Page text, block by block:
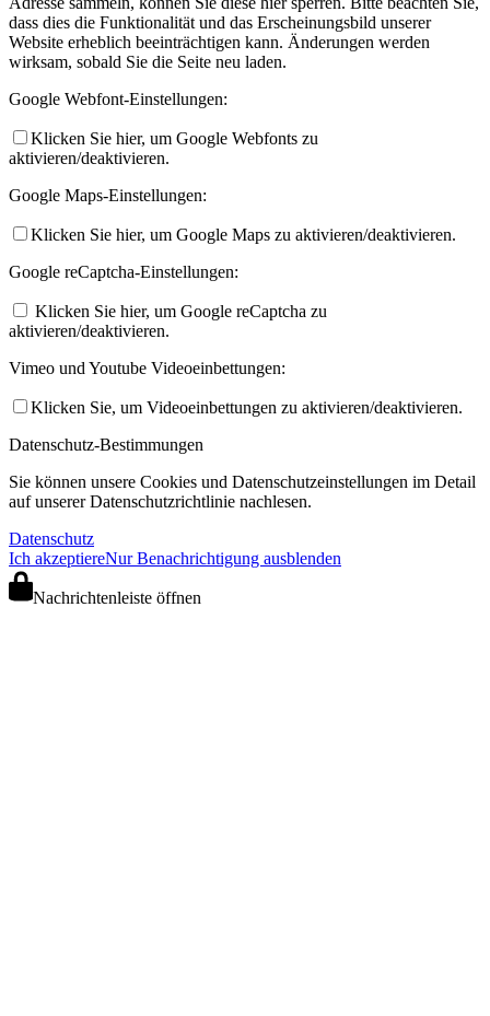
dass dies die Funktionalität und das Erscheinungsbild unserer
Website erheblich beeinträchtigen kann. Änderungen werden
wirksam, sobald Sie die Seite neu laden.
Google Webfont-Einstellungen:
Klicken Sie hier, um Google Webfonts zu
aktivieren/deaktivieren.
Google Maps-Einstellungen:
Klicken Sie hier, um Google Maps zu aktivieren/deaktivieren.
Google reCaptcha-Einstellungen:
Klicken Sie hier, um Google reCaptcha zu
aktivieren/deaktivieren.
Vimeo und Youtube Videoeinbettungen:
Klicken Sie, um Videoeinbettungen zu aktivieren/deaktivieren.
Datenschutz-Bestimmungen
Sie können unsere Cookies und Datenschutzeinstellungen im Detail
auf unserer Datenschutzrichtlinie nachlesen.
Datenschutz
Ich akzeptiereNur Benachrichtigung ausblenden
Nachrichtenleiste öffnen